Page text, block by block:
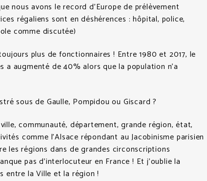
nous avons le record d’Europe de prélèvement
régaliens sont en déshérences : hôpital, police,
comme discutée)
plus de fonctionnaires ! Entre 1980 et 2017, le
a augmenté de 40% alors que la population n’a
sous de Gaulle, Pompidou ou Giscard ?
communauté, département, grande région, état,
comme l’Alsace répondant au Jacobinisme parisien
les régions dans de grandes circonscriptions
pas d’interlocuteur en France ! Et j’oublie la
entre la Ville et la région !